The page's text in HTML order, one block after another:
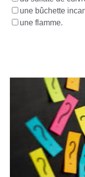
une bûchette
une flamme.